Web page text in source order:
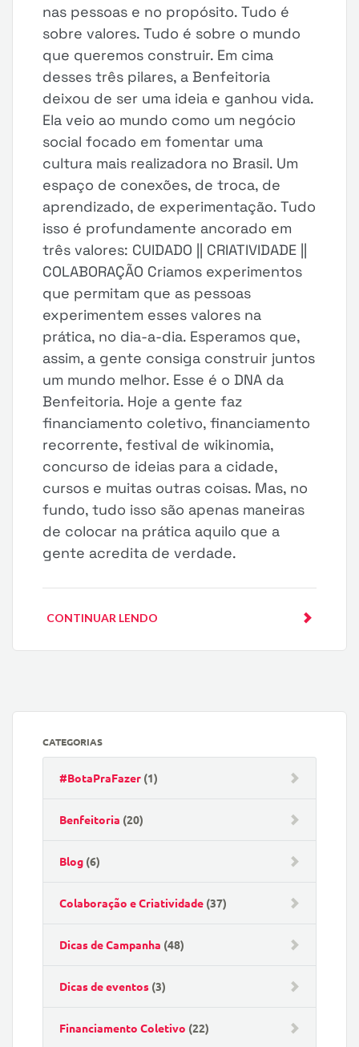
nas pessoas e no propósito. Tudo é
sobre valores. Tudo é sobre o mundo
que queremos construir. Em cima
desses três pilares, a Benfeitoria
deixou de ser uma ideia e ganhou vida.
Ela veio ao mundo como um negócio
social focado em fomentar uma
cultura mais realizadora no Brasil. Um
espaço de conexões, de troca, de
aprendizado, de experimentação. Tudo
isso é profundamente ancorado em
três valores: CUIDADO || CRIATIVIDADE ||
COLABORAÇÃO Criamos experimentos
que permitam que as pessoas
experimentem esses valores na
prática, no dia-a-dia. Esperamos que,
assim, a gente consiga construir juntos
um mundo melhor. Esse é o DNA da
Benfeitoria. Hoje a gente faz
financiamento coletivo, financiamento
recorrente, festival de wikinomia,
concurso de ideias para a cidade,
cursos e muitas outras coisas. Mas, no
fundo, tudo isso são apenas maneiras
de colocar na prática aquilo que a
gente acredita de verdade.
CONTINUAR LENDO
CATEGORIAS
#BotaPraFazer (1)
Benfeitoria (20)
Blog (6)
Colaboração e Criatividade (37)
Dicas de Campanha (48)
Dicas de eventos (3)
Financiamento Coletivo (22)